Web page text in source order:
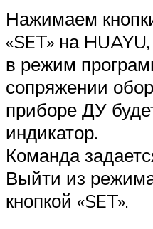
Нажимаем
«SET» на
в режим
сопряжении
приборе ДУ
индикатор.
Команда
Выйти из
кнопкой «SET».